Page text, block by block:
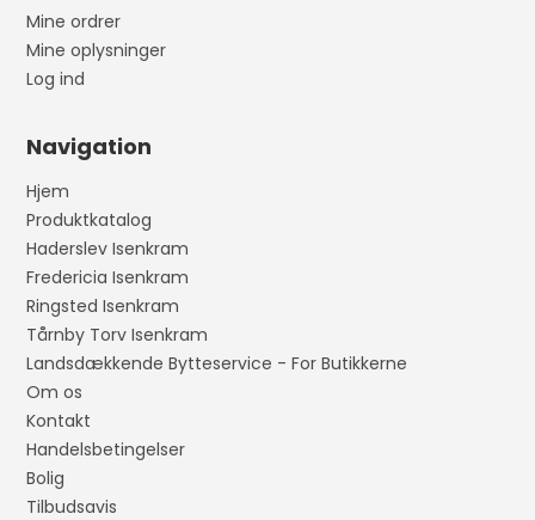
Mine ordrer
Mine oplysninger
Log ind
Navigation
Hjem
Produktkatalog
Haderslev Isenkram
Fredericia Isenkram
Ringsted Isenkram
Tårnby Torv Isenkram
Landsdækkende Bytteservice - For Butikkerne
Om os
Kontakt
Handelsbetingelser
Bolig
Tilbudsavis